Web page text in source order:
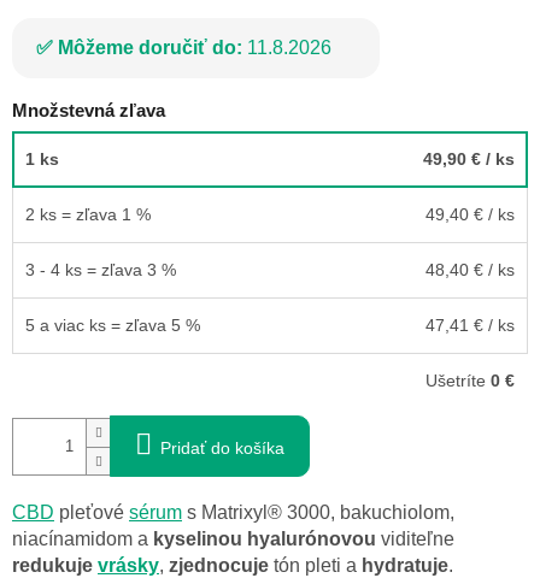
Môžeme doručiť do: 11.8.2026
Množstevná zľava
1 ks 49,90 € / ks
2 ks = zľava 1 % 49,40 € / ks
3 - 4 ks = zľava 3 % 48,40 € / ks
5 a viac ks = zľava 5 % 47,41 € / ks
Ušetríte 0 €
Pridať do košíka
CBD pleťové sérum s Matrixyl® 3000, bakuchiolom,
niacínamidom a kyselinou hyalurónovou viditeľne
redukuje vrásky, zjednocuje tón pleti a hydratuje.